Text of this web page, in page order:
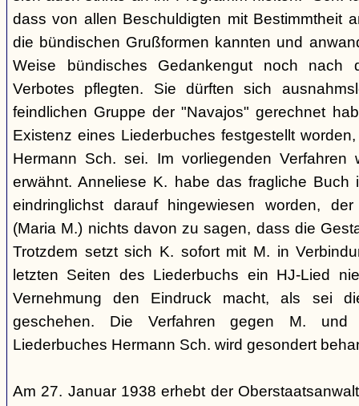
dass von allen Beschuldigten mit Bestimmtheit
die bündischen Grußformen kannten und
Weise bündisches Gedankengut noch nach
Verbotes pflegten. Sie dürften sich
feindlichen Gruppe der "Navajos" gerechnet
Existenz eines Liederbuches festgestellt
Hermann Sch. sei. Im vorliegenden Verfahren
erwähnt. Anneliese K. habe das fragliche Buch
eindringlichst darauf hingewiesen worden,
(Maria M.) nichts davon zu sagen, dass die
Trotzdem setzt sich K. sofort mit M. in
letzten Seiten des Liederbuchs ein HJ-Lied
Vernehmung den Eindruck macht, als sei
geschehen. Die Verfahren gegen M. und
Liederbuches Hermann Sch. wird gesondert
Am 27. Januar 1938 erhebt der